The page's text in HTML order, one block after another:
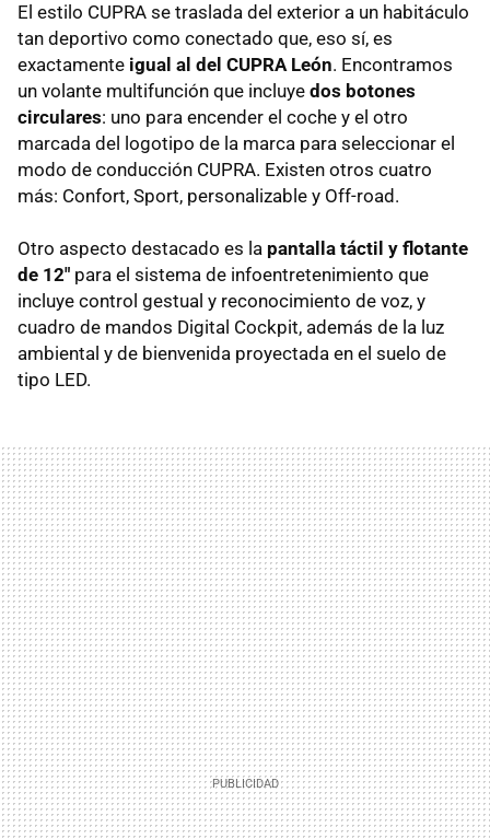
El estilo CUPRA se traslada del exterior a un habitáculo
tan deportivo como conectado que, eso sí, es
exactamente igual al del CUPRA León. Encontramos
un volante multifunción que incluye dos botones
circulares: uno para encender el coche y el otro
marcada del logotipo de la marca para seleccionar el
modo de conducción CUPRA. Existen otros cuatro
más: Confort, Sport, personalizable y Off-road.
Otro aspecto destacado es la pantalla táctil y flotante
de 12" para el sistema de infoentretenimiento que
incluye control gestual y reconocimiento de voz, y
cuadro de mandos Digital Cockpit, además de la luz
ambiental y de bienvenida proyectada en el suelo de
tipo LED.